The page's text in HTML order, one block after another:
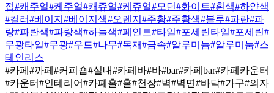
접#캐주얼#케주얼#캐쥬얼#케쥬얼#모던#화이트#흰색#하얀색
#컬러#베이지 #베이지색#오렌지 #주황#주황색#블루#파란#파
랑#파란색#파랑색#하늘색#페인트#타일#포세린타일#포세린#
무광타일#무광#우드#나무#목재#금속#알루미늄#알루미눔#스
테인리스
#카페 #까페 #커피숍#실내#카페바#바#bar#카페bar#카페카운터
#카운터#인테리어#카페홀#홀#천장#벽#벽면#바닥#가구#의자